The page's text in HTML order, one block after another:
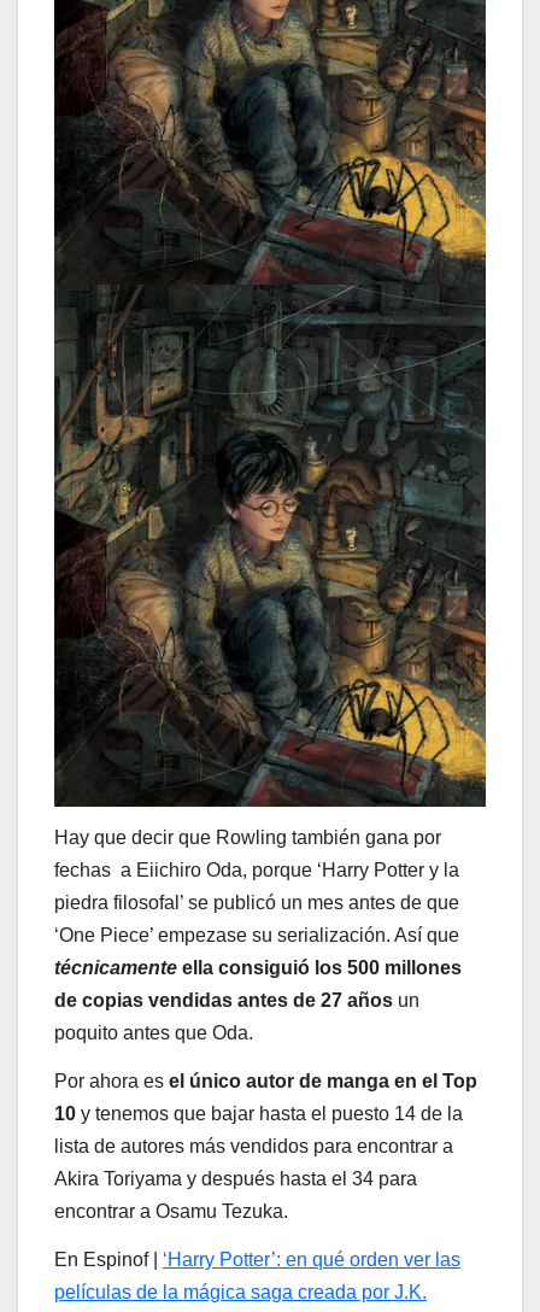
Hay que decir que Rowling también gana por
fechas a Eiichiro Oda, porque ‘Harry Potter y la
piedra filosofal’ se publicó un mes antes de que
‘One Piece’ empezase su serialización. Así que
técnicamente ella consiguió los 500 millones
de copias vendidas antes de 27 años un
poquito antes que Oda.
Por ahora es el único autor de manga en el Top
10 y tenemos que bajar hasta el puesto 14 de la
lista de autores más vendidos para encontrar a
Akira Toriyama y después hasta el 34 para
encontrar a Osamu Tezuka.
En Espinof | ‘Harry Potter’: en qué orden ver las
películas de la mágica saga creada por J.K.